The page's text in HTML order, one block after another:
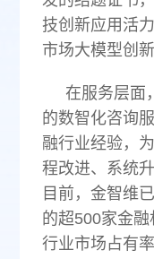
技创新应用活
市场大模型创
在服务层面
的数智化咨询
融行业经验，
程改进、系统
目前，金智维
的超500家金
行业市场占有